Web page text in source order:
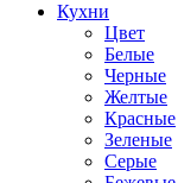
Кухни
Цвет
Белые
Черные
Желтые
Красные
Зеленые
Серые